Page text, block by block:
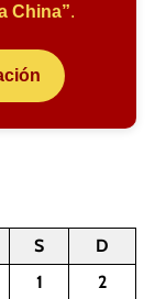
China”.
S
D
1
2